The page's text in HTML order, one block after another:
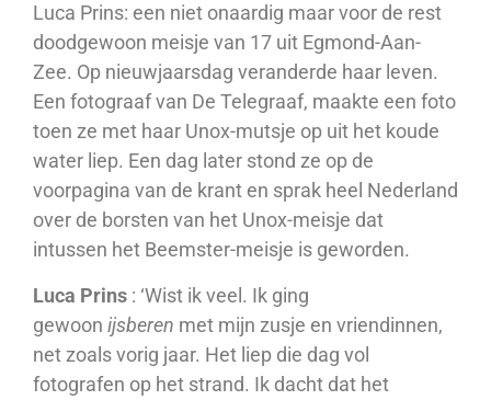
Luca Prins: een niet onaardig maar voor de rest
doodgewoon meisje van 17 uit Egmond-Aan-
Zee. Op nieuwjaarsdag veranderde haar leven.
Een fotograaf van De Telegraaf, maakte een foto
toen ze met haar Unox-mutsje op uit het koude
water liep. Een dag later stond ze op de
voorpagina van de krant en sprak heel Nederland
over de borsten van het Unox-meisje dat
intussen het Beemster-meisje is geworden.
Luca Prins : ‘Wist ik veel. Ik ging
gewoon ijsberen met mijn zusje en vriendinnen,
net zoals vorig jaar. Het liep die dag vol
fotografen op het strand. Ik dacht dat het